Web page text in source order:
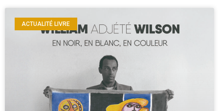
ACTUALITÉ LIVRE